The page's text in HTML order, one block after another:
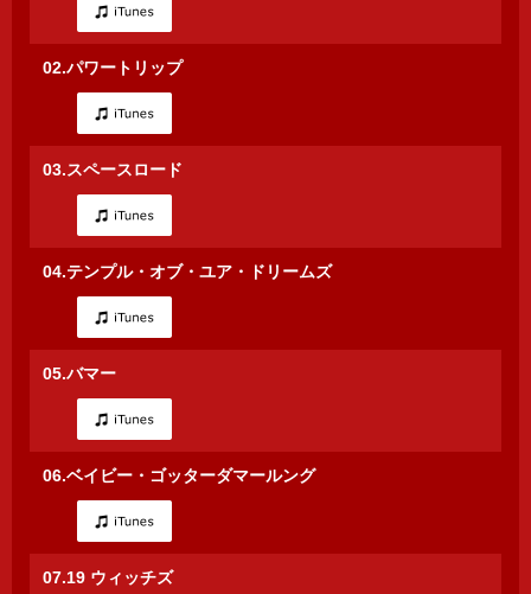
02.パワートリップ
03.スペースロード
04.テンプル・オブ・ユア・ドリームズ
05.バマー
06.ベイビー・ゴッターダマールング
07.19 ウィッチズ